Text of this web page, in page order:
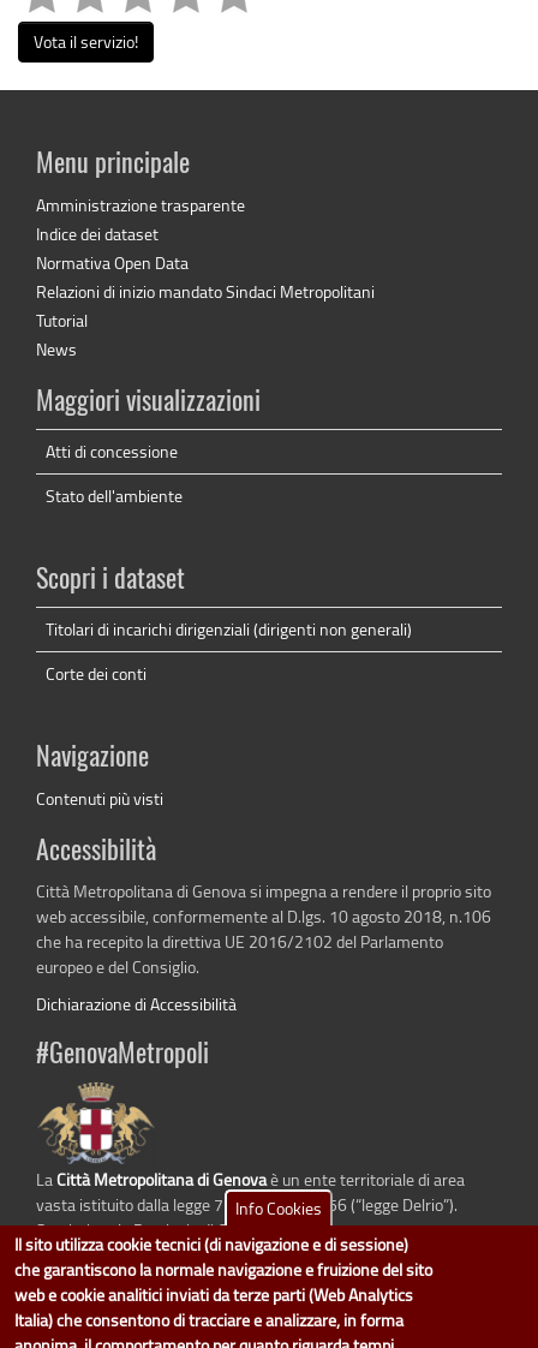
Vota il servizio!
Menu principale
Amministrazione trasparente
Indice dei dataset
Normativa Open Data
Relazioni di inizio mandato Sindaci Metropolitani
Tutorial
News
Maggiori visualizzazioni
Atti di concessione
Stato dell'ambiente
Scopri i dataset
Titolari di incarichi dirigenziali (dirigenti non generali)
Corte dei conti
Navigazione
Contenuti più visti
Accessibilità
Città Metropolitana di Genova si impegna a rendere il proprio sito
web accessibile, conformemente al D.lgs. 10 agosto 2018, n.106
che ha recepito la direttiva UE 2016/2102 del Parlamento
europeo e del Consiglio.
Dichiarazione di Accessibilità
#GenovaMetropoli
LaCittà Metropolitana di Genovaè un ente territoriale di area
vasta istituito dalla legge 7 aprile 2014 n. 56 (“legge Delrio”).
Sostituisce la Provincia di Genova.
dati.cittametropolitana.genova.itè il progetto "Open Data" della
Info Cookies
Il sito utilizza cookie tecnici (di navigazione e di sessione)
che garantiscono la normale navigazione e fruizione del sito
web e cookie analitici inviati da terze parti (Web Analytics
Italia) che consentono di tracciare e analizzare, in forma